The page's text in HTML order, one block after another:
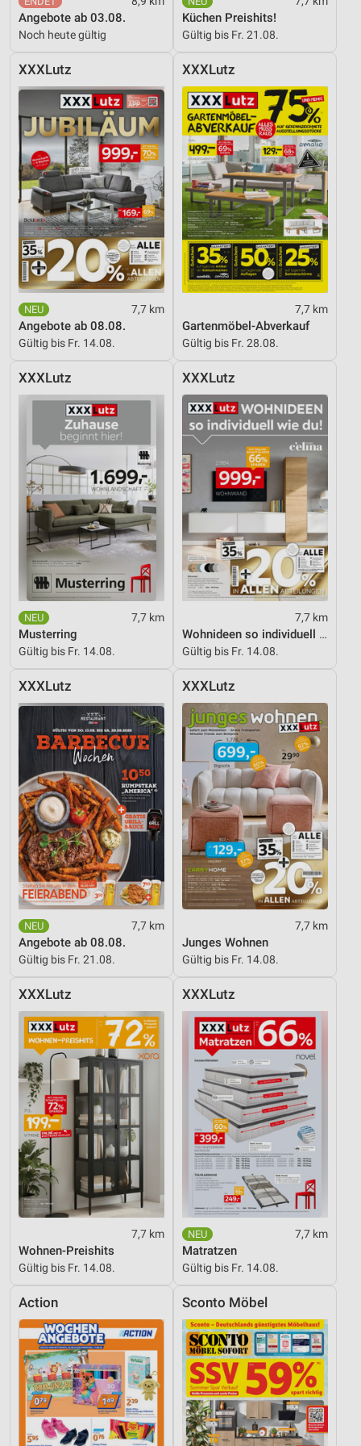
Angebote ab 03.08.
Noch heute gültig
Küchen Preishits!
Gültig bis Fr. 21.08.
XXXLutz
7,7 km
Angebote ab 08.08.
Gültig bis Fr. 14.08.
XXXLutz
7,7 km
Gartenmöbel-Abverkauf
Gültig bis Fr. 28.08.
XXXLutz
7,7 km
Musterring
Gültig bis Fr. 14.08.
XXXLutz
7,7 km
Wohnideen so individuell wie du!
Gültig bis Fr. 14.08.
XXXLutz
7,7 km
Angebote ab 08.08.
Gültig bis Fr. 21.08.
XXXLutz
7,7 km
Junges Wohnen
Gültig bis Fr. 14.08.
XXXLutz
7,7 km
Wohnen-Preishits
Gültig bis Fr. 14.08.
XXXLutz
7,7 km
Matratzen
Gültig bis Fr. 14.08.
Action Sconto Möbel
Messung der Performance von Inhalten
Analyse von Zielgruppen durch Statistiken oder
Quellen
Entwicklung und Verbesserung der Angebote
Verwendung reduzierter Daten zur Auswahl von
Inhalten
IAB-Besonderheiten:
Verwendung genauer Standortdaten
Geräte anhand von aktiv angeforderten
Informationen identifizieren
Nicht-IAB-Verarbeitungszwecke:
Notwendig
Performance
Werbung